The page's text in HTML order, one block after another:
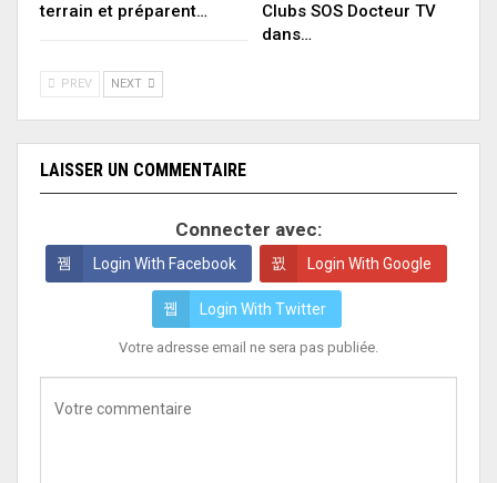
terrain et préparent…
Clubs SOS Docteur TV
dans…
PREV NEXT
LAISSER UN COMMENTAIRE
Connecter avec:
Login With Facebook Login With Google
Login With Twitter
Votre adresse email ne sera pas publiée.